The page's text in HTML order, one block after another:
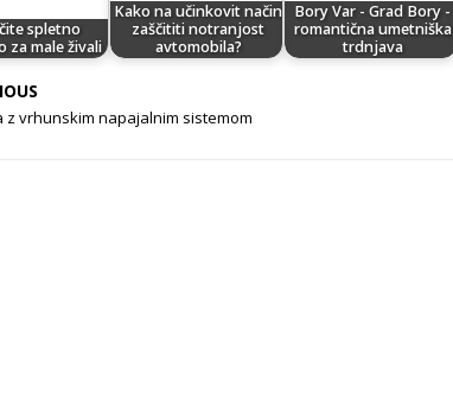
spletno
za male živali
Kako na učinkovit način
zaščititi notranjost
avtomobila?
Bory Var - Grad Bory -
romantična umetniška
trdnjava
z vrhunskim napajalnim sistemom